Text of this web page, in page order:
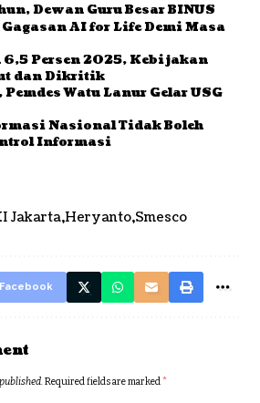
Dewan Guru Besar BINUS
AI for Life Demi Masa
Persen 2025, Kebijakan
dan Dikritik
Watu Lanur Gelar USG
Nasional Tidak Boleh
Informasi
Jakarta Heryanto Smesco
Facebook
Required fields are marked*